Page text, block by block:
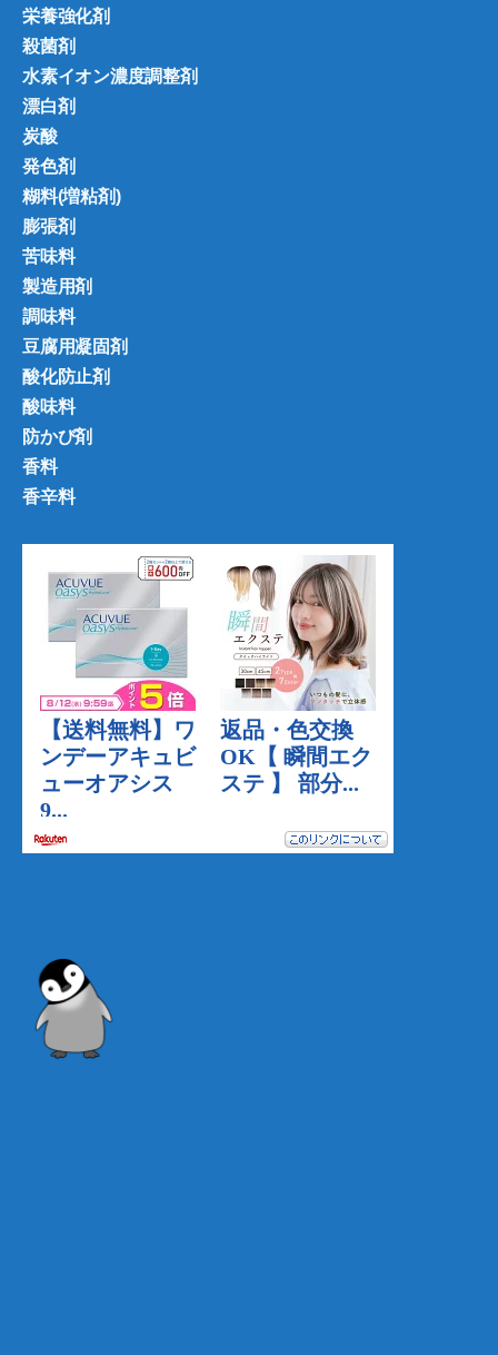
栄養強化剤
殺菌剤
水素イオン濃度調整剤
漂白剤
炭酸
発色剤
糊料(増粘剤)
膨張剤
苦味料
製造用剤
調味料
豆腐用凝固剤
酸化防止剤
酸味料
防かび剤
香料
香辛料